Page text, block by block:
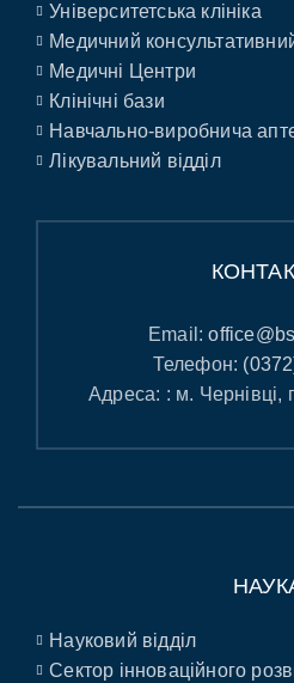
Університетська клініка
Медичний
Медичні Центри
Клінічні бази
Навчально-виробнича
Лікувальний відділ
Email:
Телефон:
Адреса: : м. Чернівці,
Науковий відділ
Сектор інноваційного